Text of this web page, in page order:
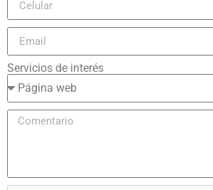
Servicios de interés